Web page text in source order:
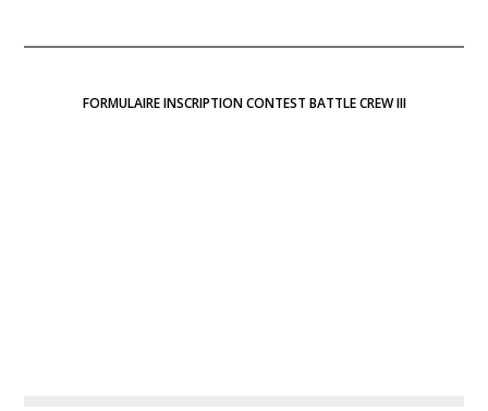
FORMULAIRE INSCRIPTION CONTEST BATTLE CREW III